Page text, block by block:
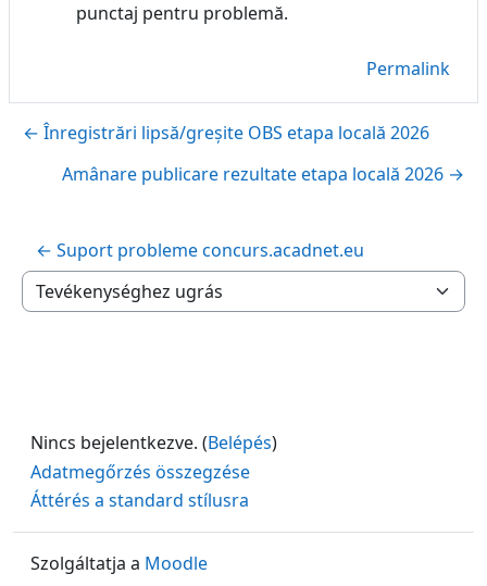
punctaj pentru problemă.
Permalink
← Înregistrări lipsă/greșite OBS etapa locală 2026
Amânare publicare rezultate etapa locală 2026 →
← Suport probleme concurs.acadnet.eu
Tevékenységhez ugrás
Nincs bejelentkezve. (Belépés)
Adatmegőrzés összegzése
Áttérés a standard stílusra
Szolgáltatja a Moodle